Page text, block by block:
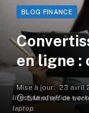
lifestyle of office
laptop.
BLOG FINANCE
en ligne :
Mise à jour: 23 avril
5 Minutes de